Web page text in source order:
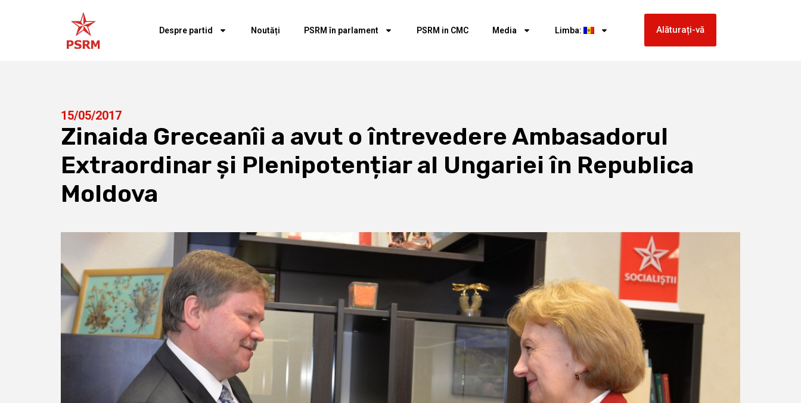
Despre partid Noutăți PSRM în parlament PSRM in CMC Media Limba: Alăturați-vă
15/05/2017
Zinaida Greceanîi a avut o întrevedere Ambasadorul
Extraordinar și Plenipotențiar al Ungariei în Republica
Moldova